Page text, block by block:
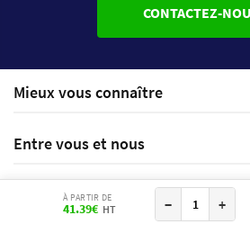
CONTACTEZ-
Mieux vous connaître
Entre vous et nous
Service client
À PARTIR DE
41.39€ HT − +